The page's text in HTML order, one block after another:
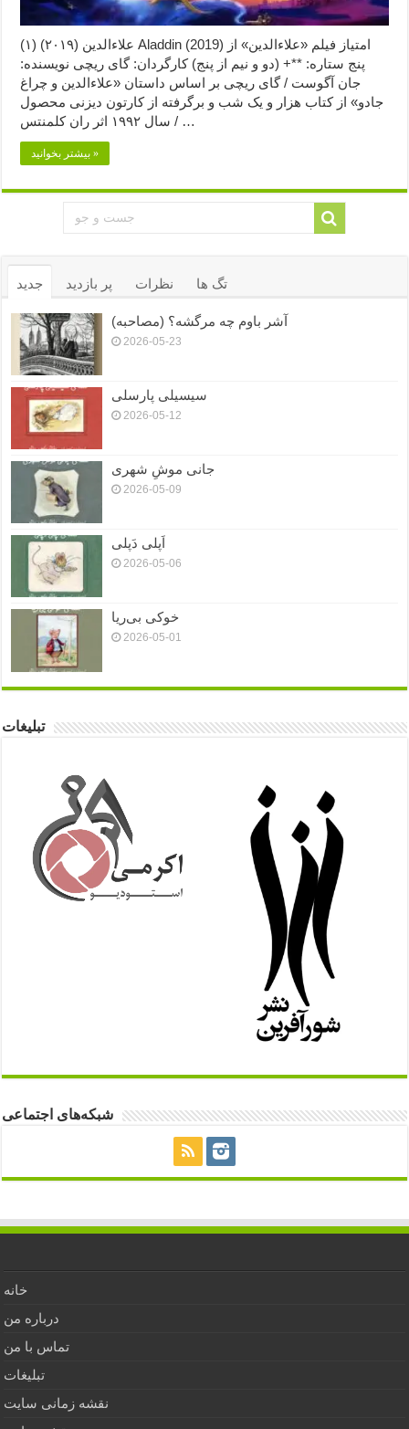
علاءالدین (۲۰۱۹) (۱) Aladdin (2019) امتیاز فیلم «علاءالدین» از
پنج ستاره: **+ (دو و نیم از پنج) کارگردان: گای ریچی نویسنده:
جان آگوست / گای ریچی بر اساس داستان «علاءالدین و چراغ
جادو» از کتاب هزار و یک شب و برگرفته از کارتون دیزنی محصول
سال ۱۹۹۲ اثر ران کلمنتس / …
بیشتر بخوانید »
جدید پر بازدید نظرات تگ ها
آشر باوم چه مرگشه؟ (مصاحبه)
2026-05-23
سیسیلی پارسلی
2026-05-12
جانی موشِ شهری
2026-05-09
اَپلی دَپلی
2026-05-06
خوکی بی‌ریا
2026-05-01
تبلیغات
شبکه‌های اجتماعی
خانه
درباره من
تماس با من
تبلیغات
نقشه زمانی سایت